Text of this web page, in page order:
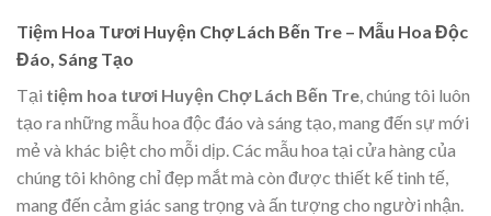
Tiệm Hoa Tươi Huyện Chợ Lách Bến Tre – Mẫu Hoa Độc
Đáo, Sáng Tạo
Tại tiệm hoa tươi Huyện Chợ Lách Bến Tre, chúng tôi luôn
tạo ra những mẫu hoa độc đáo và sáng tạo, mang đến sự mới
mẻ và khác biệt cho mỗi dịp. Các mẫu hoa tại cửa hàng của
chúng tôi không chỉ đẹp mắt mà còn được thiết kế tinh tế,
mang đến cảm giác sang trọng và ấn tượng cho người nhận.